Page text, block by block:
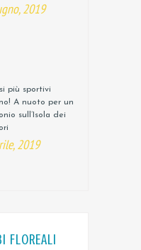
2019
più sportivi
A nuoto per un
sull’Isola dei
2019
FLOREALI